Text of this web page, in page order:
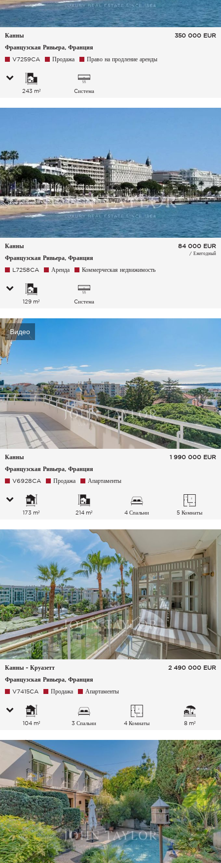
Канны
Французская Ривьера, Франция
350 000 EUR
V7259CA Продажа Право на продление аренды
243 m²
Cистема
Канны
Французская Ривьера, Франция
84 000 EUR
/ Ежегодный
L7258CA Аренда Коммерческая недвижимость
129 m²
Cистема
Видео
Канны
Французская Ривьера, Франция
1 990 000 EUR
V6928CA Продажа Апартаменты
173 m² 214 m² 4 Спальни 5 Комнаты
Канны - Круазетт
Французская Ривьера, Франция
2 490 000 EUR
V7415CA Продажа Апартаменты
104 m² 3 Спальни 4 Комнаты 8 m²